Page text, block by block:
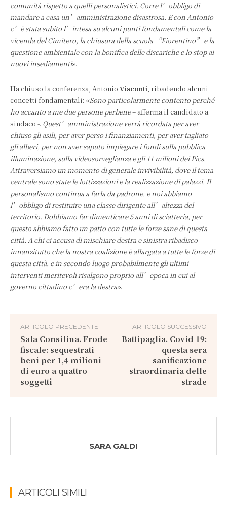
comunità rispetto a quelli personalistici. Corre l’obbligo di
mandare a casa un’amministrazione disastrosa. E con Antonio
c’è stata subito l’intesa su alcuni punti fondamentali come la
vicenda del Cimitero, la chiusura della scuola “Fiorentino” e la
questione ambientale con la bonifica delle discariche e lo stop ai
nuovi insediamenti».
Ha chiuso la conferenza, Antonio Visconti, ribadendo alcuni
concetti fondamentali: «Sono particolarmente contento perché
ho accanto a me due persone perbene– afferma il candidato a
sindaco -. Quest’amministrazione verrà ricordata per aver
chiuso gli asili, per aver perso i finanziamenti, per aver tagliato
gli alberi, per non aver saputo impiegare i fondi sulla pubblica
illuminazione, sulla videosorveglianza e gli 11 milioni dei Pics.
Attraversiamo un momento di generale invivibilità, dove il tema
centrale sono state le lottizzazioni e la realizzazione di palazzi. Il
personalismo continua a farla da padrone, e noi abbiamo
l’obbligo di restituire una classe dirigente all’altezza del
territorio. Dobbiamo far dimenticare 5 anni di sciatteria, per
questo abbiamo fatto un patto con tutte le forze sane di questa
città. A chi ci accusa di mischiare destra e sinistra ribadisco
innanzitutto che la nostra coalizione è allargata a tutte le forze di
questa città, e in secondo luogo probabilmente gli ultimi
interventi meritevoli risalgono proprio all’epoca in cui al
governo cittadino c’era la destra».
ARTICOLO PRECEDENTE
Sala Consilina. Frode
fiscale: sequestrati
beni per 1,4 milioni
di euro a quattro
soggetti
ARTICOLO SUCCESSIVO
Battipaglia. Covid 19:
questa sera
sanificazione
straordinaria delle
strade
SARA GALDI
ARTICOLI SIMILI